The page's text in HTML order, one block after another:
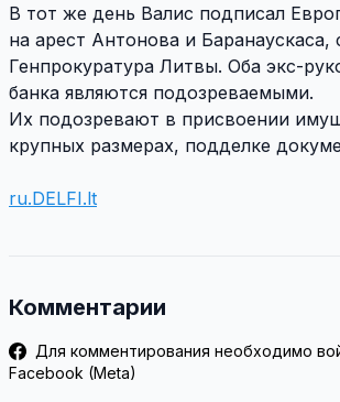
В тот же день Валис подписал
на арест Антонова и Баранаускаса,
Генпрокуратура Литвы. Оба экс-
банка являются подозреваемыми.
Их подозревают в присвоении
крупных размерах, подделке
ru.DELFI.lt
Комментарии
Для комментирования необходимо
Facebook (Meta)